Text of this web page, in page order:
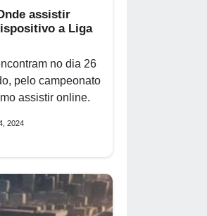
assistir
a Liga
no dia 26
pelo campeonato
assistir online.
2024